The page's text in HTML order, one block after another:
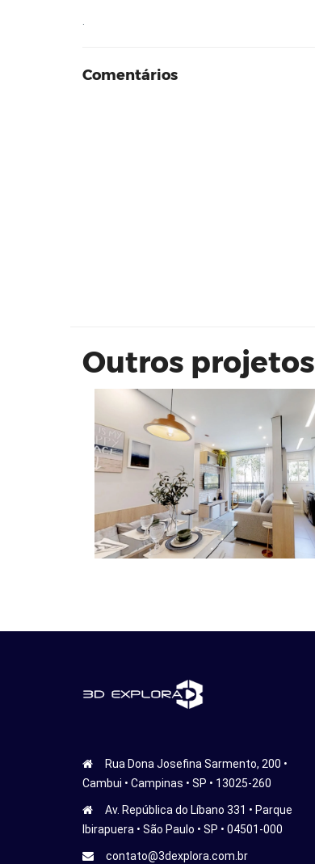
Comentários
Outros projetos
Rua Dona Josefina Sarmento, 200 •
Cambui • Campinas • SP • 13025-260
Av. República do Líbano 331 • Parque
Ibirapuera • São Paulo • SP • 04501-000
contato@3dexplora.com.br